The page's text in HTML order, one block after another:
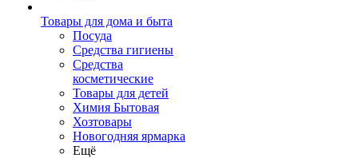
Товары для дома и быта
Посуда
Средства гигиены
Средства
косметические
Товары для детей
Химия Бытовая
Хозтовары
Новогодняя ярмарка
Ещё